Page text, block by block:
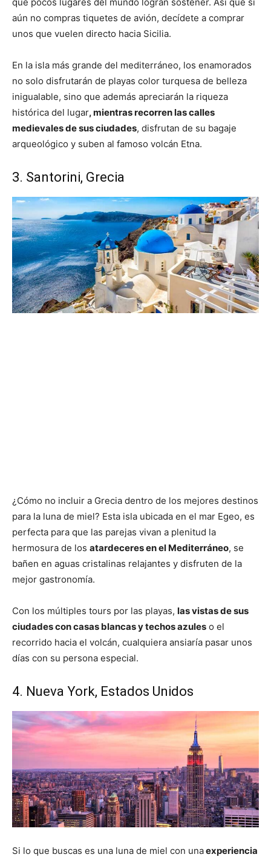
aún no compras tiquetes de avión, decídete a comprar
unos que vuelen directo hacia Sicilia.
En la isla más grande del mediterráneo, los enamorados
no solo disfrutarán de playas color turquesa de belleza
inigualable, sino que además apreciarán la riqueza
histórica del lugar, mientras recorren las calles
medievales de sus ciudades, disfrutan de su bagaje
arqueológico y suben al famoso volcán Etna.
3. Santorini, Grecia
¿Cómo no incluir a Grecia dentro de los mejores destinos
para la luna de miel? Esta isla ubicada en el mar Egeo, es
perfecta para que las parejas vivan a plenitud la
hermosura de los atardeceres en el Mediterráneo, se
bañen en aguas cristalinas relajantes y disfruten de la
mejor gastronomía.
Con los múltiples tours por las playas, las vistas de sus
ciudades con casas blancas y techos azules o el
recorrido hacia el volcán, cualquiera ansiaría pasar unos
días con su persona especial.
4. Nueva York, Estados Unidos
Si lo que buscas es una luna de miel con unaexperiencia